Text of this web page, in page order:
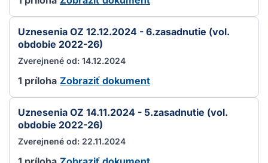
Uznesenia OZ 12.12.2024 - 6.zasadnutie (vol.
obdobie 2022-26)
Zverejnené od: 14.12.2024
1 príloha Zobraziť dokument
Uznesenia OZ 14.11.2024 - 5.zasadnutie (vol.
obdobie 2022-26)
Zverejnené od: 22.11.2024